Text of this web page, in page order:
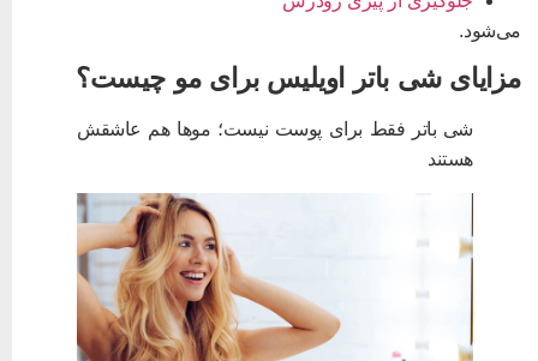
شی باتر اویلیس برای مو چیست؟
شی باتر فقط برای پوست نیست؛ موها هم عاشقش
هستند